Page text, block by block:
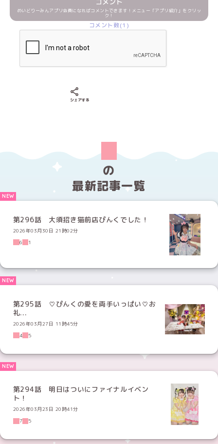
めいどりーみんアプリ会員になればコメントできます！メニュー「アプリ紹介」をクリッ
ク！
コメント数(1)
シェアする
の
最新記事一覧
第296話 大須招き猫前店ぴんくでした！
2026年03月30日 21時02分
6
1
第295話 ♡ぴんくの愛を両手いっぱい♡お
礼...
2026年03月27日 11時45分
4
5
第294話 明日はついにファイナルイベン
ト！
2026年03月23日 20時41分
7
5